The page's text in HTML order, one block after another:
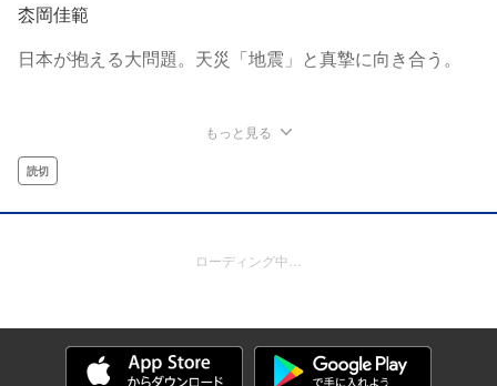
枩岡佳範
日本が抱える大問題。天災「地震」と真摯に向き合う。
もっと見る
読切
ローディング中…